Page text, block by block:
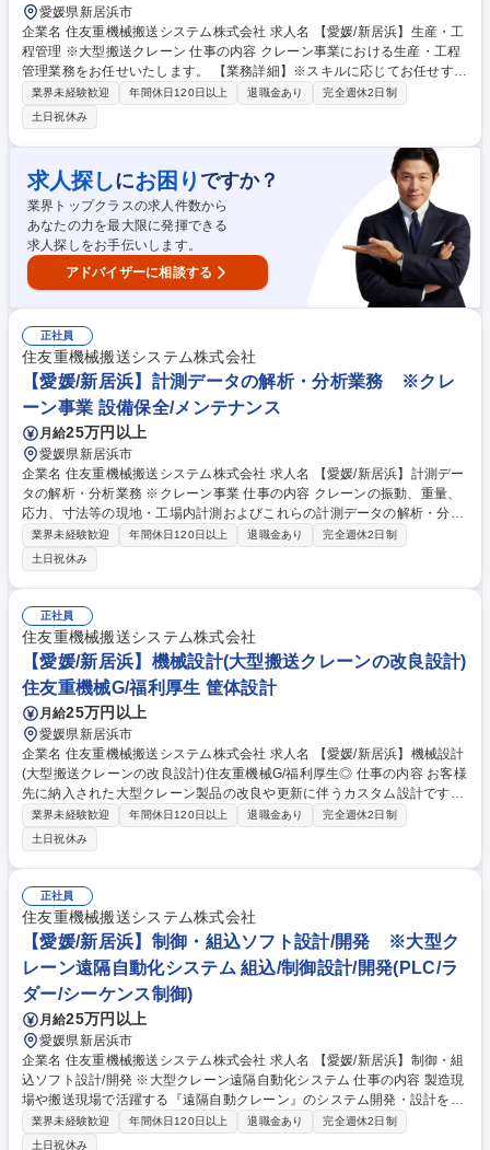
愛媛県新居浜市
企業名 住友重機械搬送システム株式会社 求人名 【愛媛/新居浜】生産・工
程管理 ※大型搬送クレーン 仕事の内容 クレーン事業における生産・工程
管理業務をお任せいたします。 【業務詳細】※スキルに応じてお任せする
業務を決定いたします。 ＜工程/工数管理＞ ・工程計画の立案/改善業務 ・
操業予定時間（直近1～3ヶ月）の製造G内とりまとめ ・輸送/クレーン作
業依頼 ・伝票処理 ＜生産支援＞ ・製作情報資料配布（製作指示書、出荷
指示（含む組立解体指示）、ボルトトルク表ほか） ・購入品等物品の保
管、管理 募集職種 【愛媛/新居浜】生産・工程管理 ※大型搬送クレーン
業界未経験歓迎 年間休日120日以上 退職金あり
完全週休2日制
土日祝休み
求人探しにお困り ですか？
業界トップクラスの求人件数から
あなたの力を最大限に発揮できる
求人探しをお手伝いします。
アドバイザーに相談する
正社員
住友重機械搬送システム株式会社
【愛媛/新居浜】計測データの解析・分析業務 ※クレ
ーン事業 設備保全/メンテナンス
月給25万円以上
愛媛県新居浜市
企業名 住友重機械搬送システム株式会社 求人名 【愛媛/新居浜】計測デー
タの解析・分析業務 ※クレーン事業 仕事の内容 クレーンの振動、重量、
応力、寸法等の現地・工場内計測およびこれらの計測データの解析・分析
業務をお任せいたします。 【ポジションの面白さ】 当社が納入した既設
クレーンの計測業務に携わることで、新旧多くの型式のクレーンに触れる
ことができます。 また、大型構造物の計測・分析技術を学ぶことができ、
日本全国北海道から沖縄、また時には海外まで渡り歩くことがきるこちが
特徴です。 募集職種 【愛媛/新居浜】計測データの解析・分析業務 ※クレ
ーン事業
業界未経験歓迎 年間休日120日以上 退職金あり
完全週休2日制
土日祝休み
正社員
住友重機械搬送システム株式会社
【愛媛/新居浜】機械設計(大型搬送クレーンの改良設計)
住友重機械G/福利厚生 筐体設計
月給25万円以上
愛媛県新居浜市
企業名 住友重機械搬送システム株式会社 求人名 【愛媛/新居浜】機械設計
(大型搬送クレーンの改良設計)住友重機械G/福利厚生◎ 仕事の内容 お客様
先に納入された大型クレーン製品の改良や更新に伴うカスタム設計です。
鉄鋼構造で機械装置でもある大型クレーンについて、構造や装置に関する
補修、クレーンの能力UPや機能追加の改造設計を行います。 営業やサー
ビスエンジニアと連携して納入先での稼働状況や顧客要望をとりまとめ、
改良や更新対応、故障時の復旧対応、部品製作納入等、補修対策を個別に
設計します。 ◎大型クレーン分野では日本トップシェア。 日本を代表す
るメーカーとして、多数の機種を揃え、豊富な実績と幅広い技術対応力を
誇ります。【変更の範囲】会社の定める業務 募集職種 【愛媛/新居浜】機
械設計(大型搬送クレーンの改良設計)住友重機械G/福利厚生◎
業界未経験歓迎 年間休日120日以上 退職金あり
完全週休2日制
土日祝休み
正社員
住友重機械搬送システム株式会社
【愛媛/新居浜】制御・組込ソフト設計/開発 ※大型ク
レーン遠隔自動化システム 組込/制御設計/開発(PLC/ラ
ダー/シーケンス制御)
月給25万円以上
愛媛県新居浜市
企業名 住友重機械搬送システム株式会社 求人名 【愛媛/新居浜】制御・組
込ソフト設計/開発 ※大型クレーン遠隔自動化システム 仕事の内容 製造現
場や搬送現場で活躍する『遠隔自動クレーン』のシステム開発・設計を中
心に立ち上げまでの全体業務を一貫してお任せします。 ※現在、日本含む
世界ではクレーンオペレーターの人材不足が深刻化 していることを背景
業界未経験歓迎 年間休日120日以上 退職金あり
完全週休2日制
土日祝休み